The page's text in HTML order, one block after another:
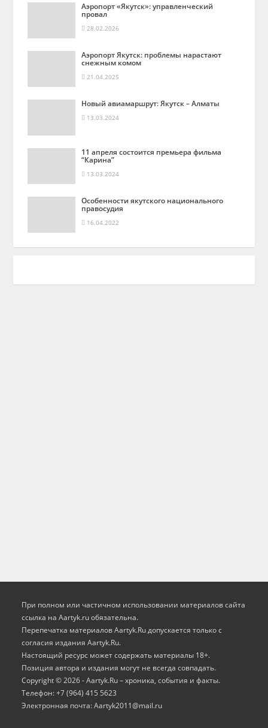
Аэропорт «Якутск»: управленческий
провал
28.02.2026
Аэропорт Якутск: проблемы нарастают
снежным комом
21.04.2025
Новый авиамаршрут: Якутск – Алматы
13.03.2024
11 апреля состоится премьера фильма
“Карина”
13.03.2024
Особенности якутского национального
правосудия
16.04.2022
При полном или частичном использовании материалов сайта
ссылка на Aartyk.ru oбязательна.
Перепечатка материалов Aartyk.Ru допускается только с
согласия издания Aartyk.Ru.
Настоящий ресурс может содержать материалы 18+.
Позиция автора и издания могут не всегда совпадать.
Copyright © 2026 - Aartyk.Ru – хроника, события и факты.
Телефон: +7 (964) 415 5623
Электронная почта: Aartyk2011@mail.ru